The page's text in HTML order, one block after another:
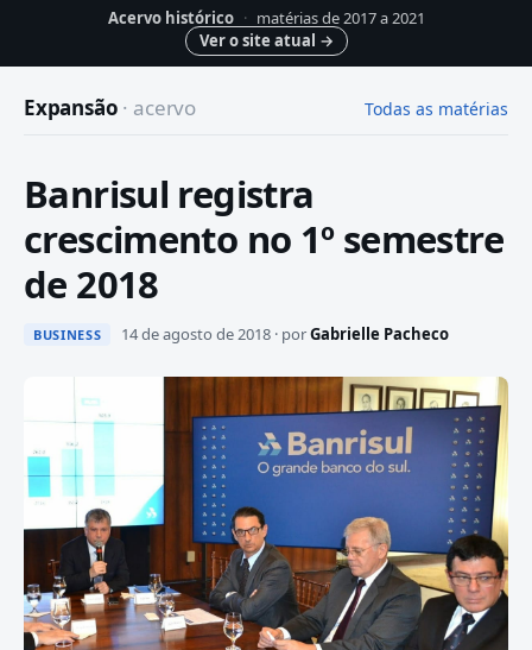
Acervo histórico · matérias de 2017 a 2021
Ver o site atual →
Expansão · acervo Todas as matérias
Banrisul registra
crescimento no 1º semestre
de 2018
BUSINESS 14 de agosto de 2018 · porGabrielle Pacheco